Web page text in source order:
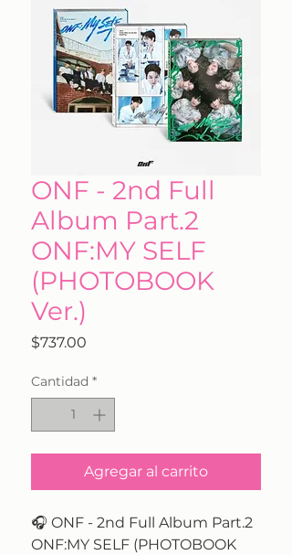
ONF - 2nd Full
Album Part.2
ONF:MY SELF
(PHOTOBOOK
Ver.)
$737.00
Cantidad *
Agregar al carrito
🎧 ONF - 2nd Full Album Part.2
ONF:MY SELF (PHOTOBOOK